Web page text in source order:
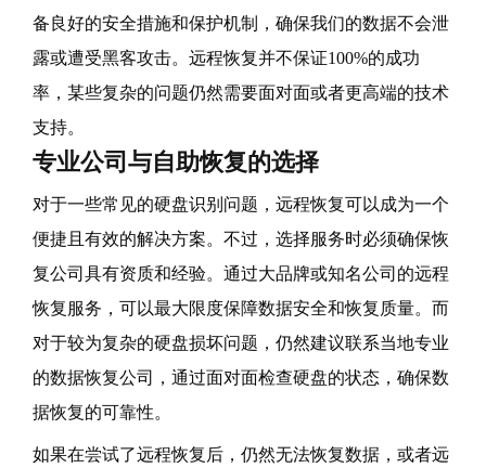
备良好的安全措施和保护机制，确保我们的数据不会泄
露或遭受黑客攻击。远程恢复并不保证100%的成功
率，某些复杂的问题仍然需要面对面或者更高端的技术
支持。
专业公司与自助恢复的选择
对于一些常见的硬盘识别问题，远程恢复可以成为一个
便捷且有效的解决方案。不过，选择服务时必须确保恢
复公司具有资质和经验。通过大品牌或知名公司的远程
恢复服务，可以最大限度保障数据安全和恢复质量。而
对于较为复杂的硬盘损坏问题，仍然建议联系当地专业
的数据恢复公司，通过面对面检查硬盘的状态，确保数
据恢复的可靠性。
如果在尝试了远程恢复后，仍然无法恢复数据，或者远